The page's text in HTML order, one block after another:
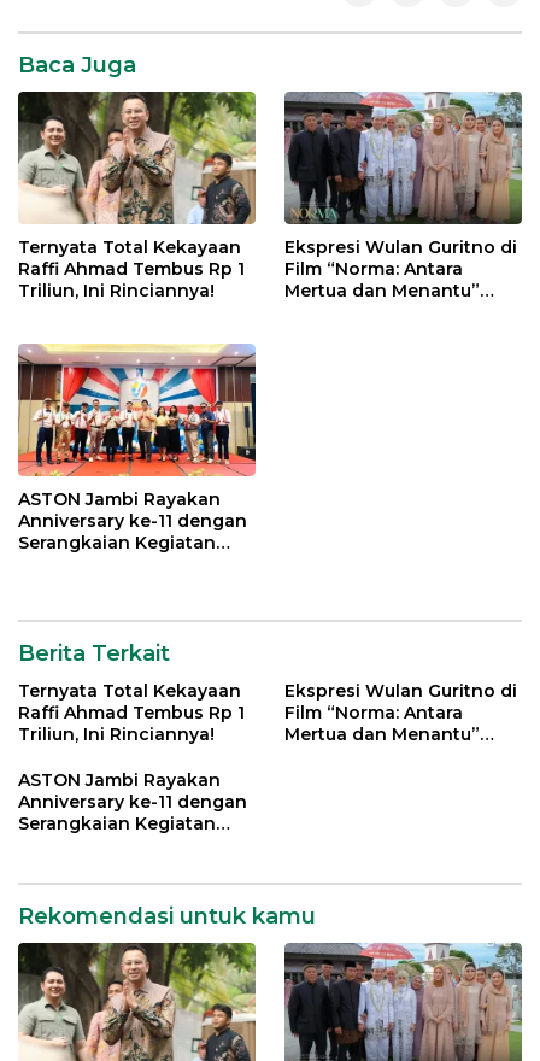
Liam
Payne
Baca Juga
Ternyata Total Kekayaan
Raffi Ahmad Tembus Rp 1
Triliun, Ini Rinciannya!
Ekspresi Wulan Guritno di
Film “Norma: Antara
Mertua dan Menantu”
ASTON Jambi Rayakan
Anniversary ke-11 dengan
Serangkaian Kegiatan
Berita Terkait
Ternyata Total Kekayaan
Raffi Ahmad Tembus Rp 1
Triliun, Ini Rinciannya!
Ekspresi Wulan Guritno di
Film “Norma: Antara
Mertua dan Menantu”
ASTON Jambi Rayakan
Anniversary ke-11 dengan
Serangkaian Kegiatan
Rekomendasi untuk kamu